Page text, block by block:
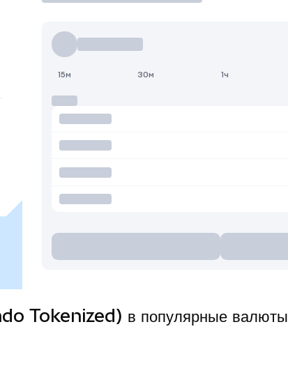
15м 30м 1ч
Tokenized) в популярные валюты